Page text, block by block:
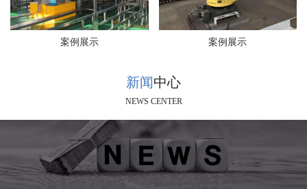
案例展示 案例展示
新闻中心
NEWS CENTER